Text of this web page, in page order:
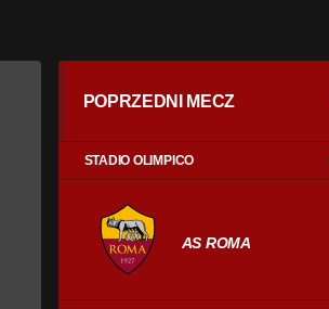
POPRZEDNI MECZ
STADIO OLIMPICO
AS ROMA